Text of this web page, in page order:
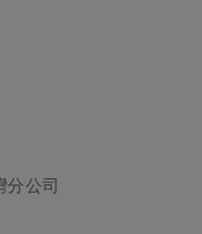
公司